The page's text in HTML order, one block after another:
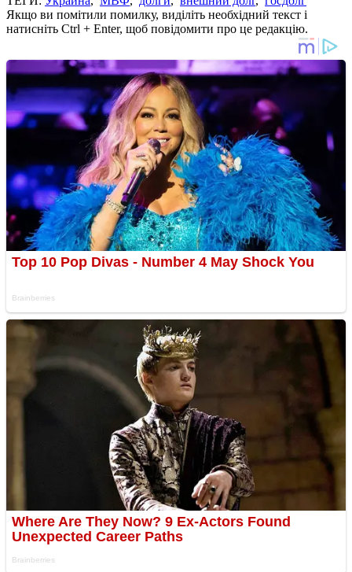
Якщо ви помітили помилку, виділіть необхідний текст і
натисніть Ctrl + Enter, щоб повідомити про це редакцію.